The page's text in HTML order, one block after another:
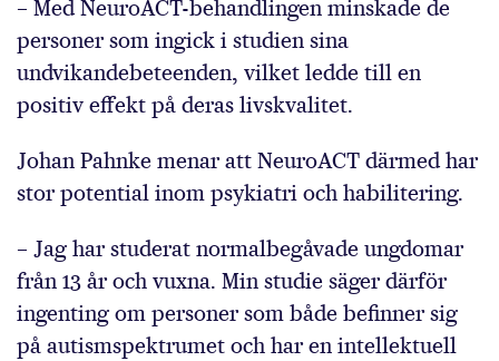
– Med NeuroACT-behandlingen minskade de
personer som ingick i studien sina
undvikandebeteenden, vilket ledde till en
positiv effekt på deras livskvalitet.
Johan Pahnke menar att NeuroACT därmed har
stor potential inom psykiatri och habilitering.
– Jag har studerat normalbegåvade ungdomar
från 13 år och vuxna. Min studie säger därför
ingenting om personer som både befinner sig
på autismspektrumet och har en intellektuell